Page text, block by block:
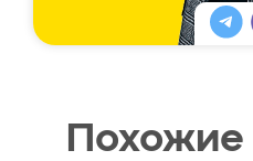
Похожие